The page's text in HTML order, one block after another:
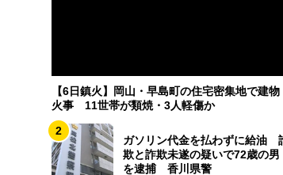
【6日鎮火】岡山・早島町の住宅密集地で建物
火事 11世帯が類焼・3人軽傷か
2
ガソリン代金を払わずに給油
欺と詐欺未遂の疑いで72歳の男
を逮捕 香川県警